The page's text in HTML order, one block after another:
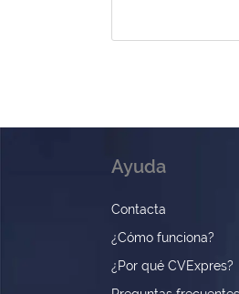
Ayuda
Contacta
¿Cómo funciona?
¿Por qué CVExpres?